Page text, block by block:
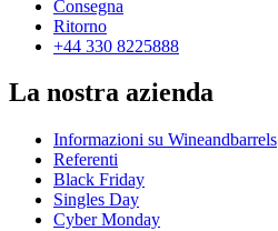
Consegna
Ritorno
+44 330 8225888
La nostra azienda
Informazioni su Wineandbarrels
Referenti
Black Friday
Singles Day
Cyber Monday